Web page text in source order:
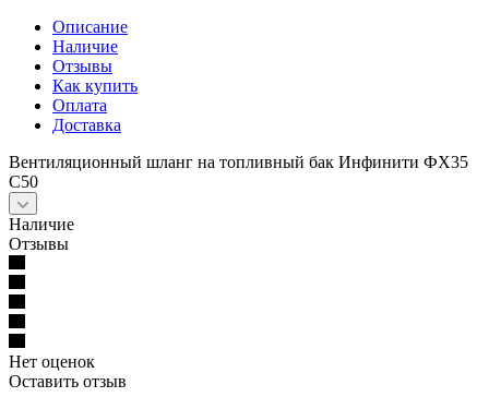
Описание
Наличие
Отзывы
Как купить
Оплата
Доставка
Вентиляционный шланг на топливный бак Инфинити ФХ35
С50
Наличие
Отзывы
Нет оценок
Оставить отзыв